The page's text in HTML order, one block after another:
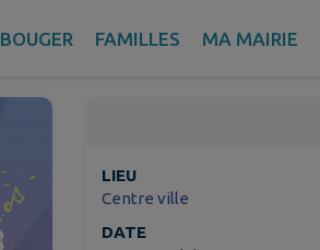
BOUGER FAMILLES MA MAIRIE
LIEU
Centre ville
DATE